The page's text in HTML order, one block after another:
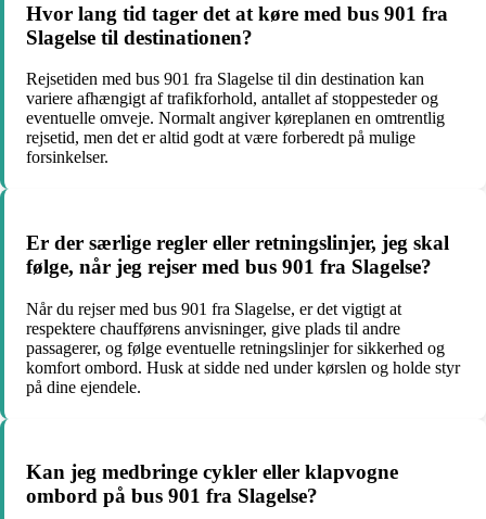
Hvor lang tid tager det at køre med bus 901 fra
Slagelse til destinationen?
Rejsetiden med bus 901 fra Slagelse til din destination kan
variere afhængigt af trafikforhold, antallet af stoppesteder og
eventuelle omveje. Normalt angiver køreplanen en omtrentlig
rejsetid, men det er altid godt at være forberedt på mulige
forsinkelser.
Er der særlige regler eller retningslinjer, jeg skal
følge, når jeg rejser med bus 901 fra Slagelse?
Når du rejser med bus 901 fra Slagelse, er det vigtigt at
respektere chaufførens anvisninger, give plads til andre
passagerer, og følge eventuelle retningslinjer for sikkerhed og
komfort ombord. Husk at sidde ned under kørslen og holde styr
på dine ejendele.
Kan jeg medbringe cykler eller klapvogne
ombord på bus 901 fra Slagelse?